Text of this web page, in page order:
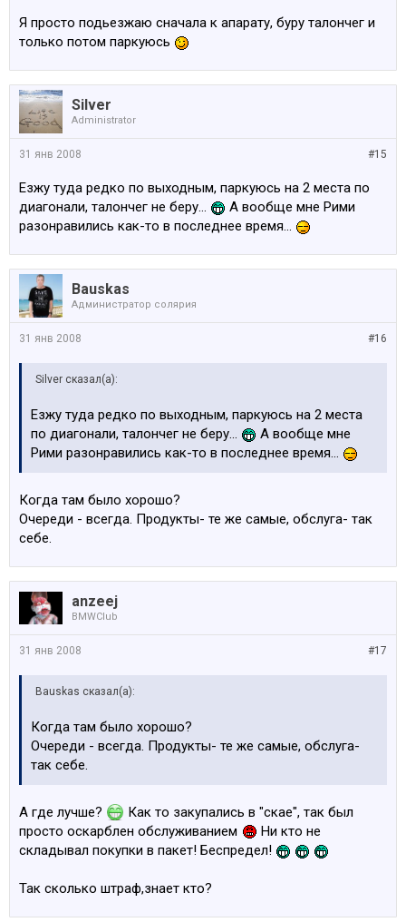
Я просто подьезжаю сначала к апарату, буру талончег и
только потом паркуюсь
Silver
Administrator
#15
31 янв 2008
Езжу туда редко по выходным, паркуюсь на 2 места по
диагонали, талончег не беру...
А вообще мне Рими
разонравились как-то в последнее время...
Bauskas
Администратop солярия
#16
31 янв 2008
Silver сказал(а):
Езжу туда редко по выходным, паркуюсь на 2 места
по диагонали, талончег не беру...
А вообще мне
Рими разонравились как-то в последнее время...
Когда там было хорошо?
Очереди - всегда. Продукты- те же самые, обслуга- так
себе.
anzeej
BMWClub
#17
31 янв 2008
Bauskas сказал(а):
Когда там было хорошо?
Очереди - всегда. Продукты- те же самые, обслуга-
так себе.
А где лучше?
Как то закупались в "скае", так был
просто оскарблен обслуживанием
Ни кто не
складывал покупки в пакет! Беспредел!
Так сколько штраф,знает кто?